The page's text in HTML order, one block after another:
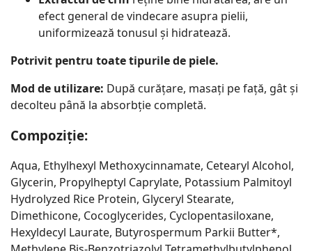
efect general de vindecare asupra pielii,
uniformizează tonusul și hidratează.
Potrivit pentru toate tipurile de piele.
Mod de utilizare: După curățare, masați pe față, gât și
decolteu până la absorbție completă.
Compoziție:
Aqua, Ethylhexyl Methoxycinnamate, Cetearyl Alcohol,
Glycerin, Propylheptyl Caprylate, Potassium Palmitoyl
Hydrolyzed Rice Protein, Glyceryl Stearate,
Dimethicone, Cocoglycerides, Cyclopentasiloxane,
Hexyldecyl Laurate, Butyrospermum Parkii Butter*,